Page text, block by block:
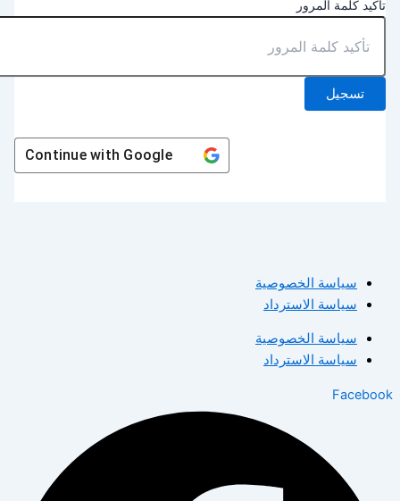
كلمة المرور
تسجيل
Continue withGoogle
سياسة الخصوصية
سياسة الاسترداد
سياسة الخصوصية
سياسة الاسترداد